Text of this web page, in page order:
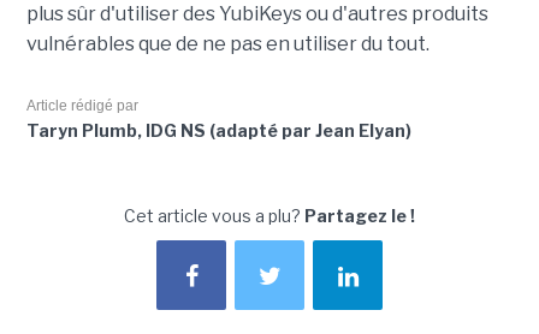
plus sûr d'utiliser des YubiKeys ou d'autres produits
vulnérables que de ne pas en utiliser du tout.
Article rédigé par
Taryn Plumb, IDG NS (adapté par Jean Elyan)
Cet article vous a plu? Partagez le !